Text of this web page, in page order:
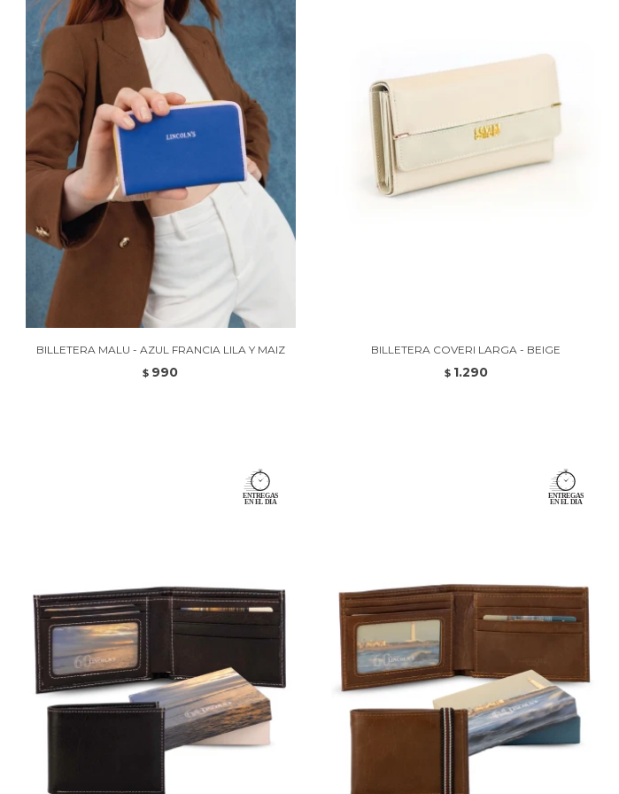
BILLETERA MALU - AZUL FRANCIA LILA Y MAIZ
$ 990
BILLETERA COVERI LARGA - BEIGE
$ 1.290